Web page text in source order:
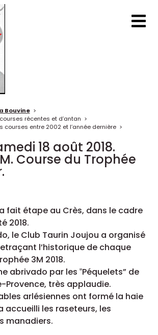
Bouvine >
récentes et d’antan >
courses entre 2002 et l’année dernière >
18 août 2018.
Course du Trophée
fait étape au Crès, dans le cadre
2018.
le Club Taurin Joujou a organisé
l’historique de chaque
3M 2018.
abrivado par les ‟Péquelets” de
Provence, très applaudie.
arlésiennes ont formé la haie
accueilli les raseteurs, les
manadiers.